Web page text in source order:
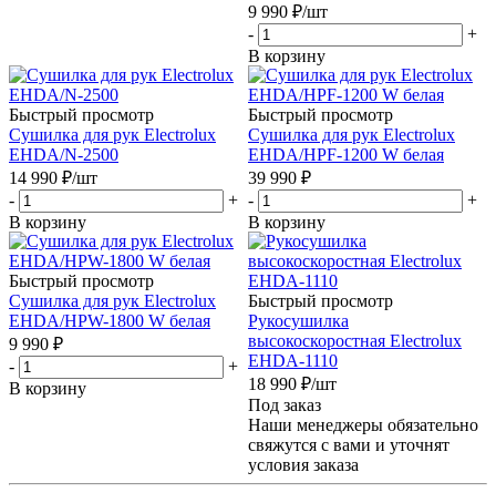
9 990 ₽/шт
-
+
В корзину
Быстрый просмотр
Cушилка для рук Electrolux
EHDA/N-2500
14 990 ₽/шт
-
+
В корзину
Быстрый просмотр
Cушилка для рук Electrolux
EHDA/HPF-1200 W белая
39 990 ₽
-
+
В корзину
Быстрый просмотр
Cушилка для рук Electrolux
EHDA/HPW-1800 W белая
9 990 ₽
-
+
В корзину
Быстрый просмотр
Рукосушилка
высокоскоростная Electrolux
EHDA-1110
18 990 ₽/шт
Под заказ
Наши менеджеры обязательно
свяжутся с вами и уточнят
условия заказа